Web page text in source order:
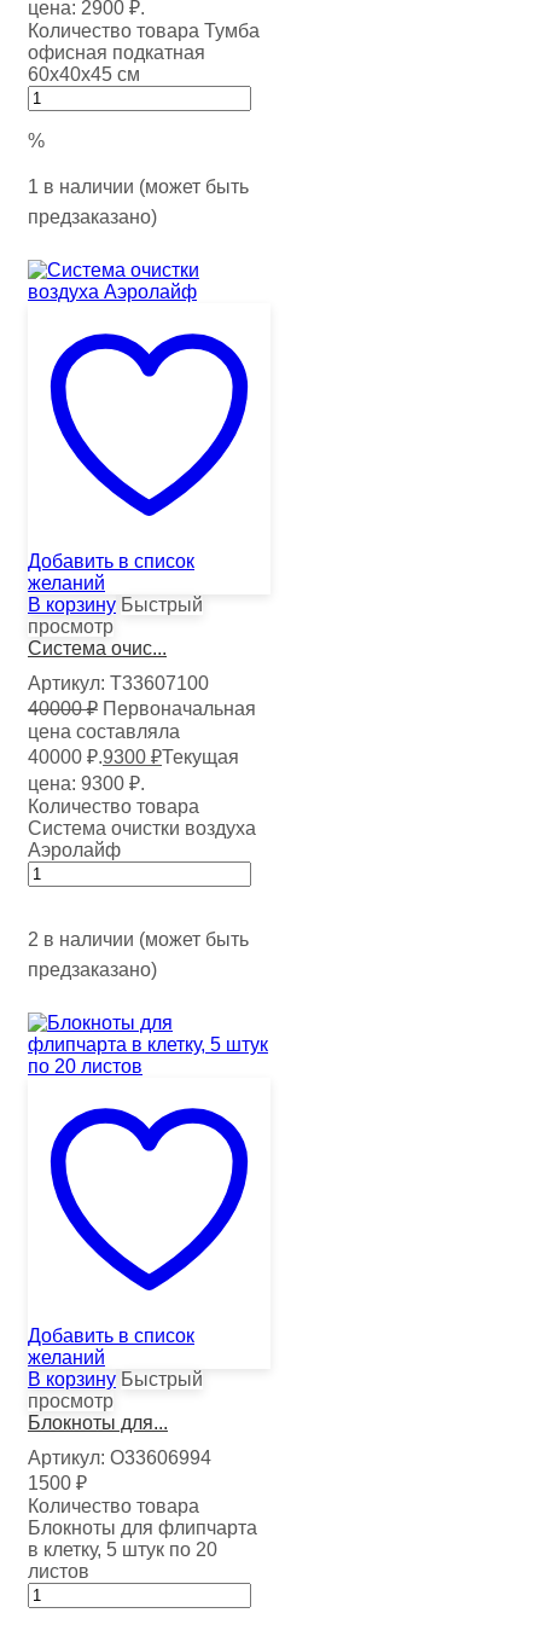
цена: 2900 ₽.
Количество товара Тумба
офисная подкатная
60х40х45 см
%
1 в наличии (может быть
предзаказано)
Добавить в список
желаний
В корзину Быстрый
просмотр
Система очис...
Артикул: Т33607100
40000₽ Первоначальная
цена составляла
40000 ₽.9300 ₽Текущая
цена: 9300 ₽.
Количество товара
Система очистки воздуха
Аэролайф
2 в наличии (может быть
предзаказано)
Добавить в список
желаний
В корзину Быстрый
просмотр
Блокноты для...
Артикул: О33606994
1500 ₽
Количество товара
Блокноты для флипчарта
в клетку, 5 штук по 20
листов